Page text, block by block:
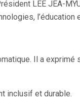
LEE JEA-
l’éducation
Il a
inclusif et durable.